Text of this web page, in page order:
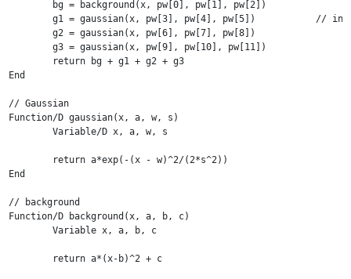
	g1 = gaussian(x, pw[3], pw[4], pw[5])		// intensity, position, width
	g2 = gaussian(x, pw[6], pw[7], pw[8])
	g3 = gaussian(x, pw[9], pw[10], pw[11])
End
// Gaussian
Function/D gaussian(x, a, w, s)
	Variable/D x, a, w, s
End
// background
Function/D background(x, a, b, c)
	Variable x, a, b, c